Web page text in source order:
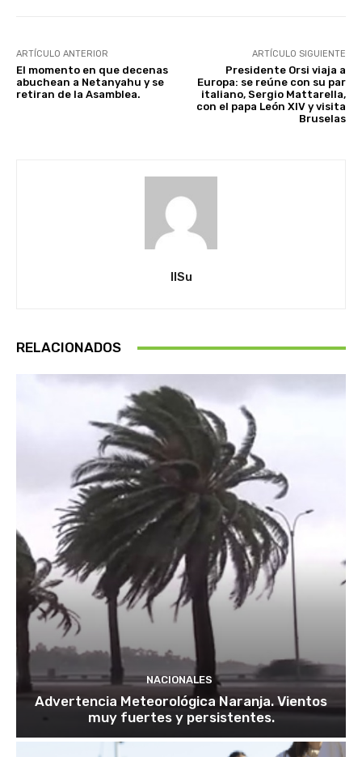
ARTÍCULO ANTERIOR
El momento en que decenas
abuchean a Netanyahu y se
retiran de la Asamblea.
ARTÍCULO SIGUIENTE
Presidente Orsi viaja a
Europa: se reúne con su par
italiano, Sergio Mattarella,
con el papa León XIV y visita
Bruselas
IlSu
RELACIONADOS
NACIONALES
Advertencia Meteorológica Naranja. Vientos
muy fuertes y persistentes.